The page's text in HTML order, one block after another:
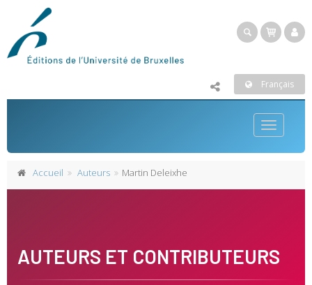
Français
Toggle
Accueil Auteurs Martin Deleixhe
AUTEURS ET CONTRIBUTEURS